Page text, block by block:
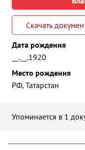
Скачать
Дата рождения
__.__.1920
Место рождения
РФ, Татарстан
Упоминается в 1